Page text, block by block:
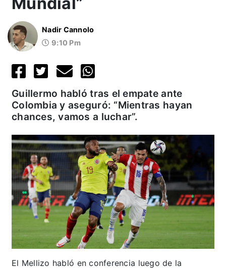
Nadir Cannolo
9:10 Pm
Guillermo habló tras el empate ante
Colombia y aseguró: “Mientras hayan
chances, vamos a luchar”.
El Mellizo habló en conferencia luego de la